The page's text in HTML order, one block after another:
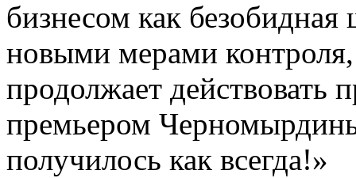
бизнесом как
новыми мерами
продолжает действовать
премьером
получилось как всегда!»